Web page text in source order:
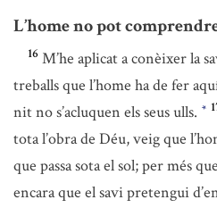
L’home no pot
16 M’he aplicat a conèixer la
treballs que l’home ha de fer
nit no s’acluquen els seus ulls. *
tota l’obra de Déu, veig que
que passa sota el sol; per més
encara que el savi pretengui